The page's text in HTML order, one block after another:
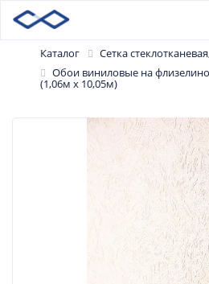
Каталог Сетка
Обои виниловые на
(1,06м x 10,05м)